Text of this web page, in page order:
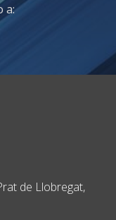
a:
de Llobregat,